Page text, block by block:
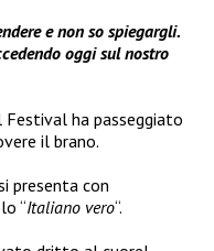
e non so spiegargli.
oggi sul nostro
ha passeggiato
il brano.
presenta con
“Italiano vero“.